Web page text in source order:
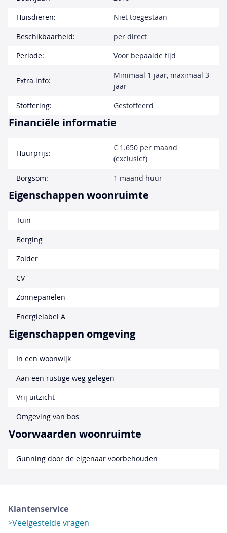
Huisdieren:
Niet toegestaan
Beschikbaarheid:
per direct
Periode:
Voor bepaalde tijd
Extra info:
Minimaal 1 jaar, maximaal 3
jaar
Stoffering:
Gestoffeerd
Financiële informatie
Huurprijs:
€ 1.650 per maand
(exclusief)
Borgsom:
1 maand huur
Eigenschappen woonruimte
Tuin
Berging
Zolder
CV
Zonnepanelen
Energielabel A
Eigenschappen omgeving
In een woonwijk
Aan een rustige weg gelegen
Vrij uitzicht
Omgeving van bos
Voorwaarden woonruimte
Gunning door de eigenaar voorbehouden
Klantenservice
Veelgestelde vragen